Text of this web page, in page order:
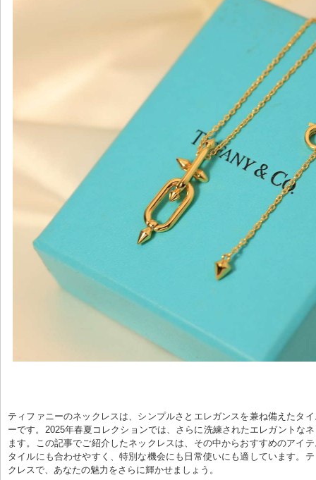
ティファニーのネックレスは、シンプルさとエレガンスを兼ね備えたタ
ーです。2025年春夏コレクションでは、さらに洗練されたエレガントな
ます。この記事でご紹介したネックレスは、その中からおすすめのアイ
タイルにも合わせやすく、特別な機会にも日常使いにも適しています。
クレスで、あなたの魅力をさらに輝かせましょう。